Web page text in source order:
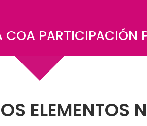
COA PARTICIPACIÓN
ELEMENTOS